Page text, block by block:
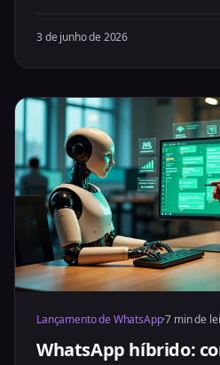
3 de junho de 2026
Lançamento de WhatsApp·7 min de
WhatsApp híbrido: